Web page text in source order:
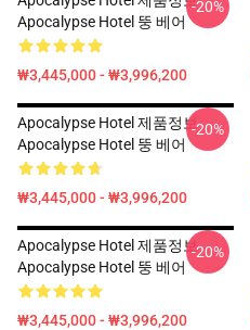
Apocalypse Hotel 뚱 베어
₩3,445,000 - ₩3,996,200
-20%
Apocalypse Hotel 제품정보
Apocalypse Hotel 뚱 베어
₩3,445,000 - ₩3,996,200
-20%
Apocalypse Hotel 제품정보
Apocalypse Hotel 뚱 베어
₩3,445,000 - ₩3,996,200
-20%